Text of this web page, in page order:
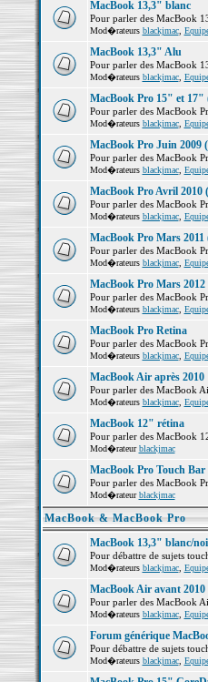
MacBook 13,3" blanc
Pour parler des MacBook
Mod�rateurs blackjmac,
MacBook 13,3" Alu
Pour parler des MacBook
Mod�rateurs blackjmac,
MacBook Pro 15" et 17"
Pour parler des MacBook
Mod�rateurs blackjmac,
MacBook Pro Juin 2009
Pour parler des MacBook
Mod�rateurs blackjmac,
MacBook Pro Avril 2010
Pour parler des MacBook
Mod�rateurs blackjmac,
MacBook Pro Mars
Pour parler des MacBook
Mod�rateurs blackjmac,
MacBook Pro Mars 2012
Pour parler des MacBook
Mod�rateurs blackjmac,
MacBook Pro Retina
Pour parler des MacBook
Mod�rateurs blackjmac,
MacBook Air après 2010
Pour parler des MacBook
Mod�rateurs blackjmac,
MacBook 12" rétina
Pour parler des MacBook
Mod�rateurblackjmac
MacBook Pro Touch Bar
Pour parler des MacBook
Mod�rateurblackjmac
MacBook & MacBook Pro
MacBook 13,3" blanc/
Pour débattre de sujets
Mod�rateurs blackjmac,
MacBook Air avant 2010
Pour parler des MacBook
Mod�rateurs blackjmac,
Forum générique
Pour débattre de sujets
Mod�rateurs blackjmac,